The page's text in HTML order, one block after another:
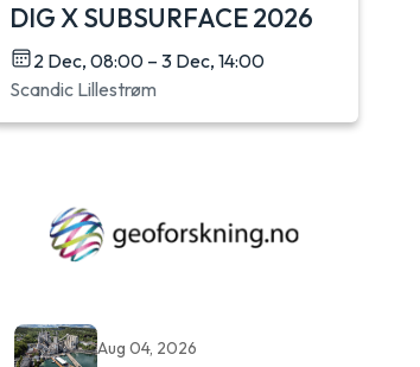
DIG X SUBSURFACE 2026
2 Dec, 08:00 – 3 Dec, 14:00
Scandic Lillestrøm
Aug 04, 2026